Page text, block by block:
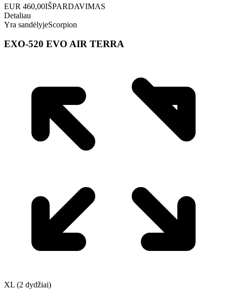
EUR 460,00IŠPARDAVIMAS
Detaliau
Yra sandėlyjeScorpion
EXO-520 EVO AIR TERRA
XL (2 dydžiai)